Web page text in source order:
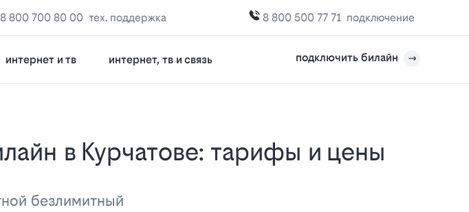
8 800 700 80 00 тех. поддержка 8 800 500 77 71 подключение
интернет и тв интернет, тв и связь подключить билайн
безлимитный